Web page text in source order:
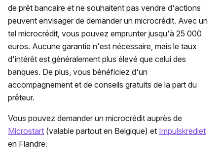
de prêt bancaire et ne souhaitent pas vendre d'actions
peuvent envisager de demander un microcrédit. Avec un
tel microcrédit, vous pouvez emprunter jusqu'à 25 000
euros. Aucune garantie n'est nécessaire, mais le taux
d'intérêt est généralement plus élevé que celui des
banques. De plus, vous bénéficiez d'un
accompagnement et de conseils gratuits de la part du
prêteur.
Vous pouvez demander un microcrédit auprès de
Microstart (valable partout en Belgique) et Impulskrediet
en Flandre.